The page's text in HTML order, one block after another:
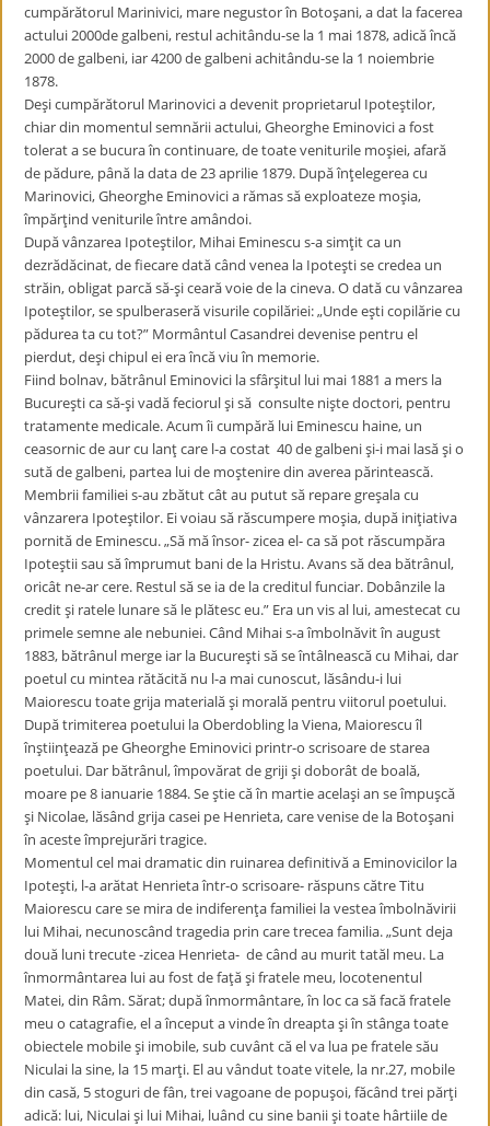
cumpărătorul Marinivici, mare negustor în Botoşani, a dat la facerea
actului 2000de galbeni, restul achitându-se la 1 mai 1878, adică încă
2000 de galbeni, iar 4200 de galbeni achitându-se la 1 noiembrie
1878.
Deşi cumpărătorul Marinovici a devenit proprietarul Ipoteştilor,
chiar din momentul semnării actului, Gheorghe Eminovici a fost
tolerat a se bucura în continuare, de toate veniturile moşiei, afară
de pădure, până la data de 23 aprilie 1879. După înţelegerea cu
Marinovici, Gheorghe Eminovici a rămas să exploateze moşia,
împărţind veniturile între amândoi.
După vânzarea Ipoteştilor, Mihai Eminescu s-a simţit ca un
dezrădăcinat, de fiecare dată când venea la Ipoteşti se credea un
străin, obligat parcă să-şi ceară voie de la cineva. O dată cu vânzarea
Ipoteştilor, se spulberaseră visurile copilăriei: „Unde eşti copilărie cu
pădurea ta cu tot?” Mormântul Casandrei devenise pentru el
pierdut, deşi chipul ei era încă viu în memorie.
Fiind bolnav, bătrânul Eminovici la sfârşitul lui mai 1881 a mers la
Bucureşti ca să-şi vadă feciorul şi să consulte nişte doctori, pentru
tratamente medicale. Acum îi cumpără lui Eminescu haine, un
ceasornic de aur cu lanţ care l-a costat 40 de galbeni şi-i mai lasă şi o
sută de galbeni, partea lui de moştenire din averea părintească.
Membrii familiei s-au zbătut cât au putut să repare greşala cu
vânzarera Ipoteştilor. Ei voiau să răscumpere moşia, după iniţiativa
pornită de Eminescu. „Să mă însor- zicea el- ca să pot răscumpăra
Ipoteştii sau să împrumut bani de la Hristu. Avans să dea bătrânul,
oricât ne-ar cere. Restul să se ia de la creditul funciar. Dobânzile la
credit şi ratele lunare să le plătesc eu.” Era un vis al lui, amestecat cu
primele semne ale nebuniei. Când Mihai s-a îmbolnăvit în august
1883, bătrânul merge iar la Bucureşti să se întâlnească cu Mihai, dar
poetul cu mintea rătăcită nu l-a mai cunoscut, lăsându-i lui
Maiorescu toate grija materială şi morală pentru viitorul poetului.
După trimiterea poetului la Oberdobling la Viena, Maiorescu îl
înştiinţează pe Gheorghe Eminovici printr-o scrisoare de starea
poetului. Dar bătrânul, împovărat de griji şi doborât de boală,
moare pe 8 ianuarie 1884. Se ştie că în martie acelaşi an se împuşcă
şi Nicolae, lăsând grija casei pe Henrieta, care venise de la Botoşani
în aceste împrejurări tragice.
Momentul cel mai dramatic din ruinarea definitivă a Eminovicilor la
Ipoteşti, l-a arătat Henrieta într-o scrisoare- răspuns către Titu
Maiorescu care se mira de indiferenţa familiei la vestea îmbolnăvirii
lui Mihai, necunoscând tragedia prin care trecea familia. „Sunt deja
două luni trecute -zicea Henrieta- de când au murit tatăl meu. La
înmormântarea lui au fost de faţă şi fratele meu, locotenentul
Matei, din Râm. Sărat; după înmormântare, în loc ca să facă fratele
meu o catagrafie, el a început a vinde în dreapta şi în stânga toate
obiectele mobile şi imobile, sub cuvânt că el va lua pe fratele său
Niculai la sine, la 15 marţi. El au vândut toate vitele, la nr.27, mobile
din casă, 5 stoguri de fân, trei vagoane de popuşoi, făcând trei părţi
adică: lui, Niculai şi lui Mihai, luând cu sine banii şi toate hârtiile de